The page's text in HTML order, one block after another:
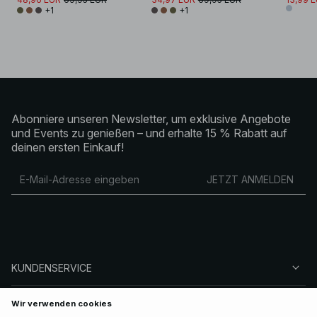
+1
+1
Abonniere unseren Newsletter, um exklusive Angebote
und Events zu genießen – und erhalte 15 % Rabatt auf
deinen ersten Einkauf!
JETZT ANMELDEN
KUNDENSERVICE
ÜBER NA-KD